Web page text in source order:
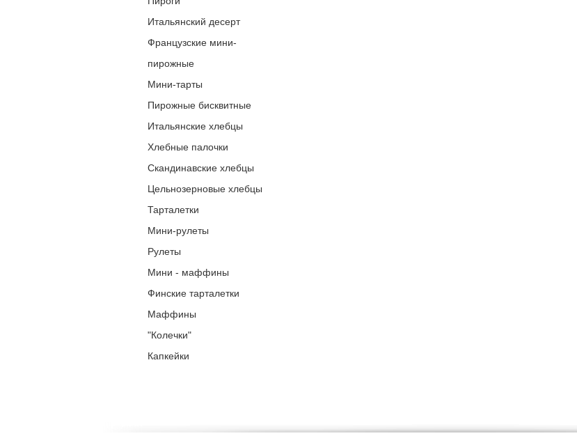
Итальянский десерт
Французские мини-
пирожные
Мини-тарты
Пирожные бисквитные
Итальянские хлебцы
Хлебные палочки
Скандинавские хлебцы
Цельнозерновые хлебцы
Тарталетки
Мини-рулеты
Рулеты
Мини - маффины
Финские тарталетки
Маффины
"Колечки"
Капкейки